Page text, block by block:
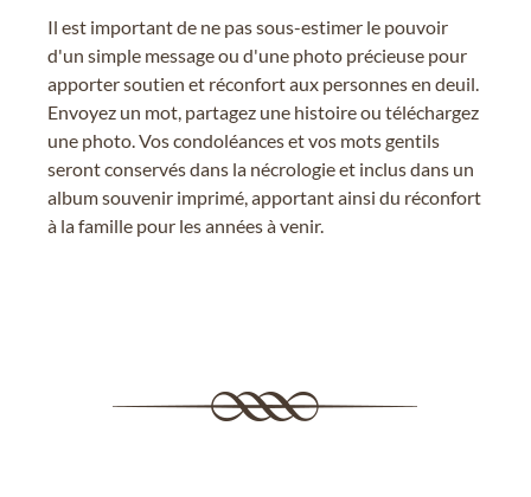
Il est important de ne pas sous-estimer le pouvoir
d'un simple message ou d'une photo précieuse pour
apporter soutien et réconfort aux personnes en deuil.
Envoyez un mot, partagez une histoire ou téléchargez
une photo. Vos condoléances et vos mots gentils
seront conservés dans la nécrologie et inclus dans un
album souvenir imprimé, apportant ainsi du réconfort
à la famille pour les années à venir.